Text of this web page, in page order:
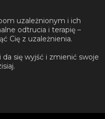
uzależnionym i ich
odtrucia i terapię –
Cię z uzależnienia.
da się wyjść i zmienić swoje